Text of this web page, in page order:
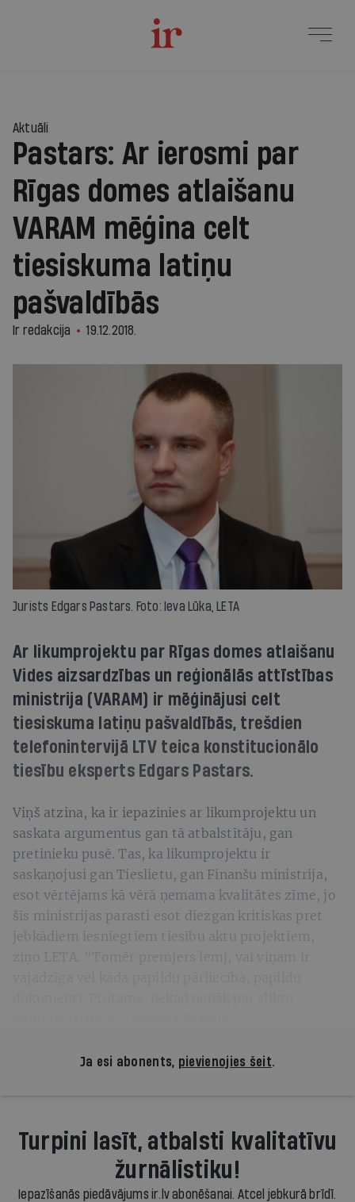
Aktuāli
Pastars: Ar ierosmi par
Rīgas domes atlaišanu
VARAM mēģina celt
tiesiskuma latiņu
pašvaldībās
Ir redakcija 19.12.2018.
Jurists Edgars Pastars. Foto: Ieva Lūka, LETA
Ar likumprojektu par Rīgas domes atlaišanu
Vides aizsardzības un reģionālās attīstības
ministrija (VARAM) ir mēģinājusi celt
tiesiskuma latiņu pašvaldībās, trešdien
telefonintervijā LTV teica konstitucionālo
tiesību eksperts Edgars Pastars.
Viņš atzina, ka ir iepazinies ar likumprojektu un
saskata argumentus gan tā atbalstītāju, gan
pretinieku pusē. Tas, ka likumprojektu ir
saskaņojusi gan Tieslietu, gan Finanšu ministrija,
esot vērtējams kā vērā ņemama kvalitātes zīme, jo
šīs ministrijas parasti esot diezgan kritiskas pret
jebkādiem iesniegtiem tiesību aktu projektiem,
ziņo LETA. "Tomēr premjers lemj, vai viņam ir
Ja esi abonents, pievienojies šeit.
Turpini lasīt, atbalsti kvalitatīvu
žurnālistiku!
Iepazīšanās piedāvājums ir.lv abonēšanai. Atcel jebkurā brīdī.